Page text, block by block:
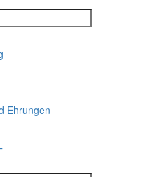
Ehrungen